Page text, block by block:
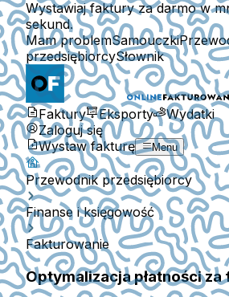
Wystawiaj faktury za darmo w
sekund.
Mam problemSamouczki
przedsiębiorcySłownik
Faktury Eksporty
Wydatki
Zaloguj się
Wystaw fakturę
Menu
Przewodnik przedsiębiorcy
Finanse i księgowość
Fakturowanie
Optymalizacja płatności